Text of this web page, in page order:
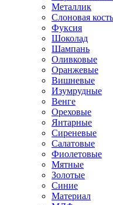
Металлик
Слоновая кость
Фуксия
Шоколад
Шампань
Оливковые
Оранжевые
Вишневые
Изумрудные
Венге
Ореховые
Янтарные
Сиреневые
Салатовые
Фиолетовые
Мятные
Золотые
Синие
Материал